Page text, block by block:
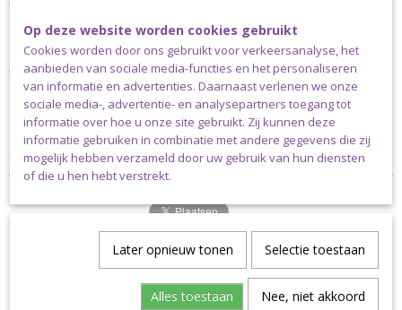
100% katoen
Verzending
Dit garen kan uitsluitend verstuurd worden via pakket post.
Klanten niet woonachtig in Nederland dienen altijd te kiezen voor
de pakketkosten die horen bij het land waarin ze wonen.
Ook interessant
Op deze website worden cookies gebruikt
Cookies worden door ons gebruikt voor verkeersanalyse, het
aanbieden van sociale media-functies en het personaliseren
van informatie en advertenties. Daarnaast verlenen we onze
sociale media-, advertentie- en analysepartners toegang tot
informatie over hoe u onze site gebruikt. Zij kunnen deze
informatie gebruiken in combinatie met andere gegevens die zij
mogelijk hebben verzameld door uw gebruik van hun diensten
of die u hen hebt verstrekt.
Later opnieuw tonen Selectie toestaan
Alles toestaan Nee, niet akkoord